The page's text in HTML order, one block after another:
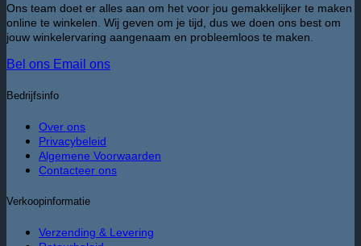
Ons team doet er alles aan om het voor jou gemakkelijker te maken
online te winkelen. Wij geven om je tijd, dus we doen ons best om
jouw winkelervaring aangenaam en probleemloos te maken.
Bel ons Email ons
Bedrijfsinfo
Over ons
Privacybeleid
Algemene Voorwaarden
Contacteer ons
Verkoopinformatie
Verzending & Levering